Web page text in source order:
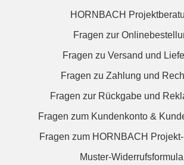
HORNBACH
Fragen zur
Fragen zu Versand und
Fragen zu Zahlung und
Fragen zur Rückgabe und
Fragen zum Kundenkonto &
Fragen zum HORNBACH
Muster-